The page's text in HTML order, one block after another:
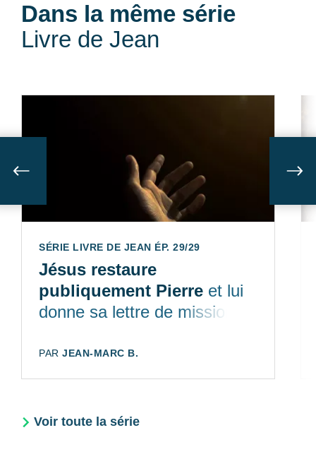
Dans la même série
Livre de Jean
SÉRIE LIVRE DE JEAN ÉP. 29/29
Jésus restaure
publiquement Pierre et lui
donne sa lettre de mission
AUTEUR:
PAR JEAN-MARC B.
Voir toute la série